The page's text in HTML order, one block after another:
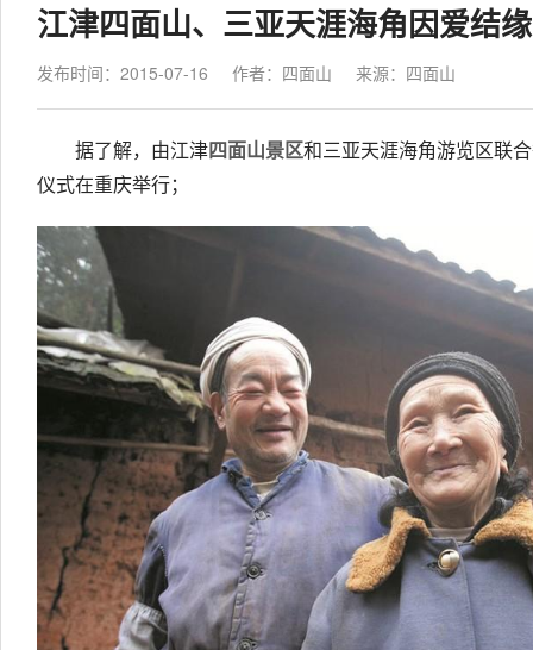
江津四面山、三亚天涯海角因爱结
发布时间：2015-07-16 作者：四面山 来源： 四面山
据了解，由江津四面山景区和三亚天涯海角游览区联
仪式在重庆举行；